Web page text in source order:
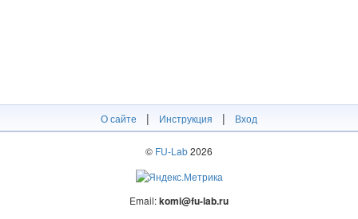
О сайте | Инструкция | Вход
© FU-Lab2026
Email:komi@fu-lab.ru